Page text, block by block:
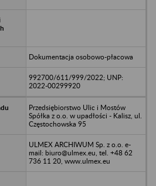
Dokumentacja osobowo-płacowa
992700/611/999/2022; UNP:
2022-00299920
Przedsiębiorstwo Ulic i Mostów
Spółka z o.o. w upadłości - Kalisz, ul.
Częstochowska 95
ULMEX ARCHIWUM Sp. z o.o. e-
mail: biuro@ulmex.eu, tel. +48 62
736 11 20, www.ulmex.eu